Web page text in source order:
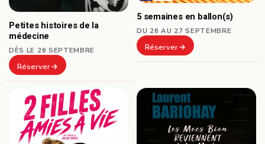
Petites histoires de la
médecine
DÈS LE 26 SEPTEMBRE
Réserver
5 semaines en ballon(s)
DU 26 AU 27 SEPTEMBRE
Réserver